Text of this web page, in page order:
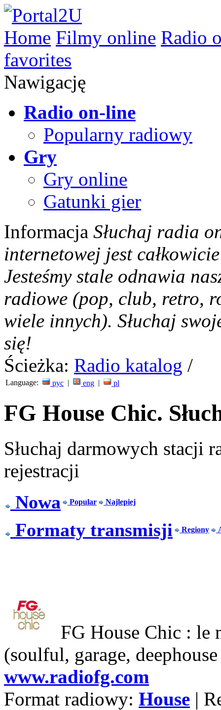
Home Filmy online Radio
favorites
Nawigację
Radio on-line
Popularny radiowy
Gry
Gry online
Gatunki gier
Informacja Słuchaj radia
internetowej jest
Jesteśmy stale odnawia
radiowe (pop, club, retro,
wiele innych). Słuchaj
się!
Ścieżka: Radio katalog /
Language: рус | eng | pl
FG House Chic.
Słuchaj darmowych stacji
rejestracji
Nowa Popular Najlepiej
Formaty transmisji Regiony
FG House Chic : le
(soulful, garage,
www.radiofg.com
Format radiowy: House |